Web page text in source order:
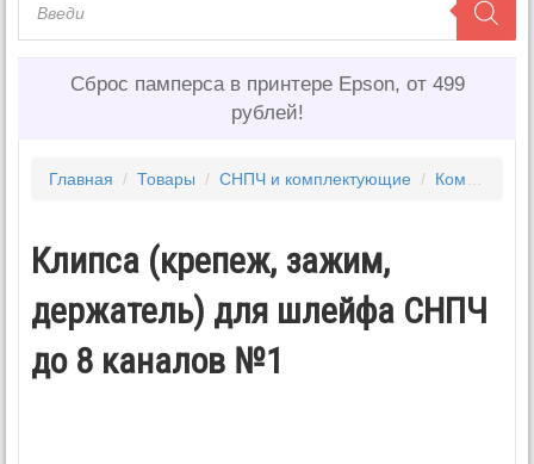
Сброс памперса в принтере Epson, от 499
рублей!
Главная / Товары / СНПЧ и комплектующие / Комплектующие для снпч
Клипса (крепеж, зажим,
держатель) для шлейфа СНПЧ
до 8 каналов №1